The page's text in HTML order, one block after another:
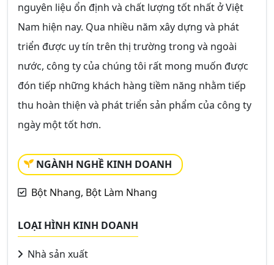
nguyên liệu ổn định và chất lượng tốt nhất ở Việt
Nam hiện nay. Qua nhiều năm xây dựng và phát
triển được uy tín trên thị trường trong và ngoài
nước, công ty của chúng tôi rất mong muốn được
đón tiếp những khách hàng tiềm năng nhằm tiếp
thu hoàn thiện và phát triển sản phẩm của công ty
ngày một tốt hơn.
NGÀNH NGHỀ KINH DOANH
Bột Nhang, Bột Làm Nhang
LOẠI HÌNH KINH DOANH
Nhà sản xuất